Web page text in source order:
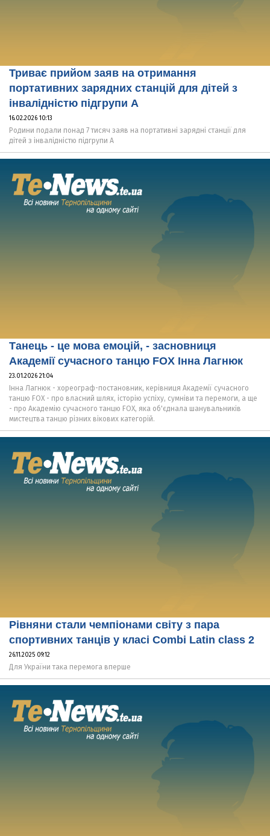
Триває прийом заяв на отримання
портативних зарядних станцій для дітей з
інвалідністю підгрупи А
16.02.2026 10:13
Родини подали понад 7 тисяч заяв на портативні зарядні станції для
дітей з інвалідністю підгрупи А
Танець - це мова емоцій, - засновниця
Академії сучасного танцю FOX Інна Лагнюк
23.01.2026 21:04
Інна Лагнюк - хореограф-постановник, керівниця Академії сучасного
танцю FOX - про власний шлях, історію успіху, сумніви та перемоги, а ще
- про Академію сучасного танцю FOX, яка об'єднала шанувальників
мистецтва танцю різних вікових категорій.
Рівняни стали чемпіонами світу з пара
спортивних танців у класі Combi Latin class 2
26.11.2025 09:12
Для України така перемога вперше